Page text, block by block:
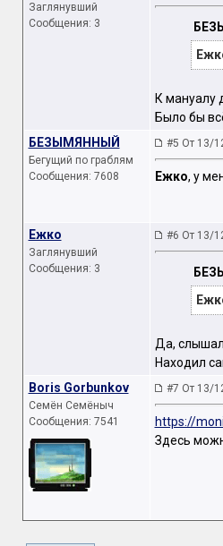
Заглянувший
Сообщения: 3
К мануалу
Было бы
БЕЗЫМЯННЫЙ
Бегущий по граблям
Сообщения: 7608
#5 От 13/
Ежко, у
Ежко
Заглянувший
Сообщения: 3
#6 От 13/
Да,
Находил
Boris Gorbunkov
Семён Семёныч
Сообщения: 7541
#7 От 13/
https://
Здесь